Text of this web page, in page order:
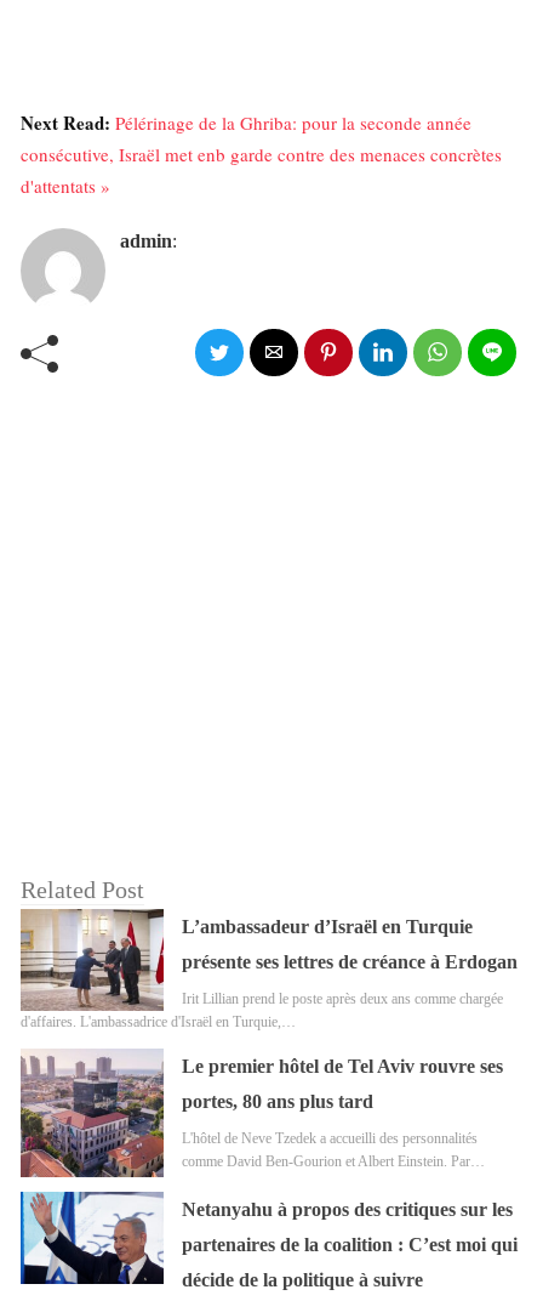
Next Read: Pélérinage de la Ghriba: pour la seconde année
consécutive, Israël met enb garde contre des menaces concrètes
d'attentats »
admin:
Related Post
L’ambassadeur d’Israël en Turquie
présente ses lettres de créance à Erdogan
Irit Lillian prend le poste après deux ans comme chargée
d'affaires. L'ambassadrice d'Israël en Turquie,…
Le premier hôtel de Tel Aviv rouvre ses
portes, 80 ans plus tard
L'hôtel de Neve Tzedek a accueilli des personnalités
comme David Ben-Gourion et Albert Einstein. Par…
Netanyahu à propos des critiques sur les
partenaires de la coalition : C’est moi qui
décide de la politique à suivre